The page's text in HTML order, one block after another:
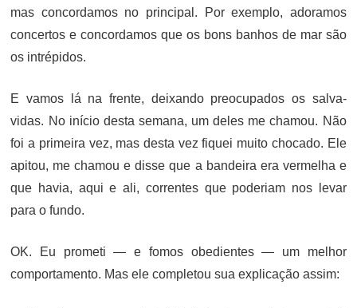
mas concordamos no principal. Por exemplo, adoramos
concertos e concordamos que os bons banhos de mar são
os intrépidos.
E vamos lá na frente, deixando preocupados os salva-
vidas. No início desta semana, um deles me chamou. Não
foi a primeira vez, mas desta vez fiquei muito chocado. Ele
apitou, me chamou e disse que a bandeira era vermelha e
que havia, aqui e ali, correntes que poderiam nos levar
para o fundo.
OK. Eu prometi — e fomos obedientes — um melhor
comportamento. Mas ele completou sua explicação assim: